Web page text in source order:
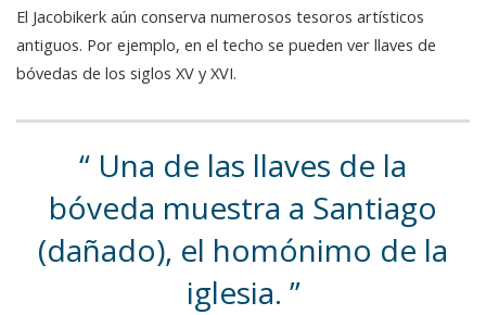
El Jacobikerk aún conserva numerosos tesoros artísticos
antiguos. Por ejemplo, en el techo se pueden ver llaves de
bóvedas de los siglos XV y XVI.
Una de las llaves de la
bóveda muestra a Santiago
(dañado), el homónimo de la
iglesia.